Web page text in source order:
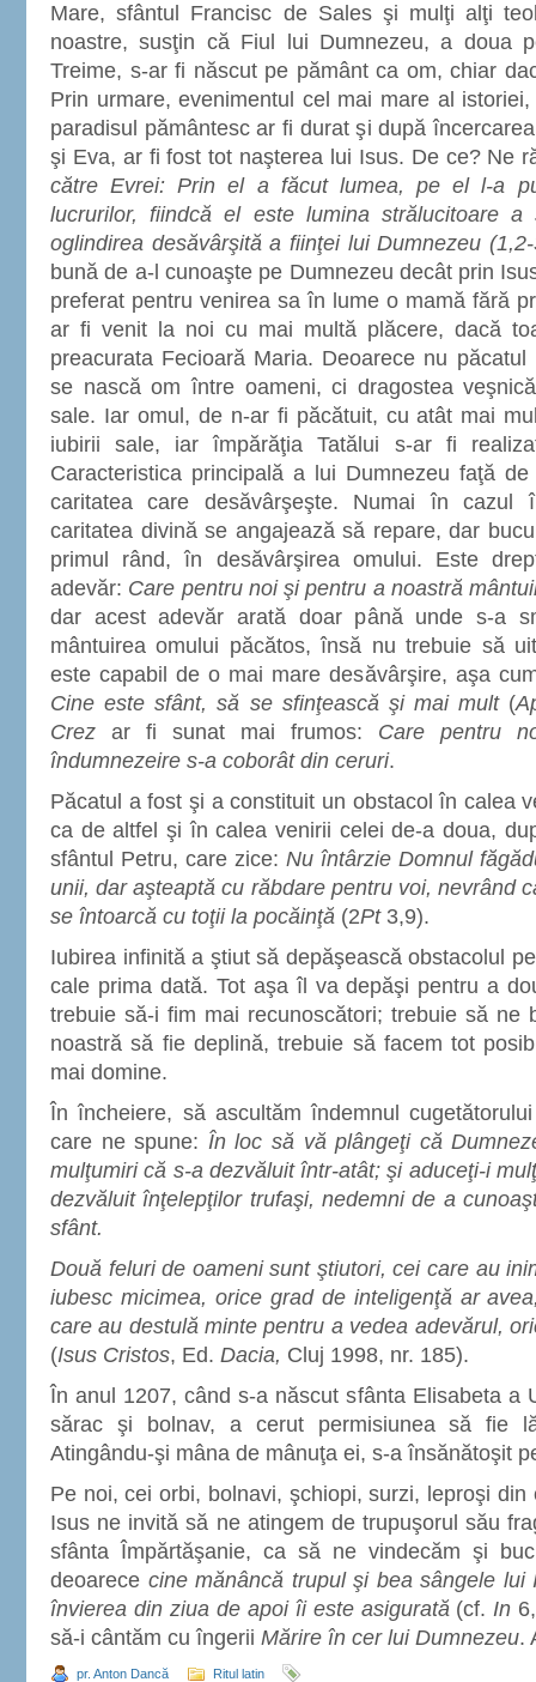
Mare, sfântul Francisc de Sales şi mulţi alţi
noastre, susţin că Fiul lui Dumnezeu, a doua
Treime, s-ar fi născut pe pământ ca om, chiar
Prin urmare, evenimentul cel mai mare al
paradisul pământesc ar fi durat şi după
şi Eva, ar fi fost tot naşterea lui Isus. De ce? Ne
către Evrei: Prin el a făcut lumea, pe el l-a
lucrurilor, fiindcă el este lumina strălucitoare
oglindirea desăvârşită a fiinţei lui Dumnezeu
bună de a-l cunoaşte pe Dumnezeu decât prin
preferat pentru venirea sa în lume o mamă fără
ar fi venit la noi cu mai multă plăcere, dacă
preacurata Fecioară Maria. Deoarece nu
se nască om între oameni, ci dragostea
sale. Iar omul, de n-ar fi păcătuit, cu atât mai
iubirii sale, iar împărăţia Tatălui s-ar fi
Caracteristica principală a lui Dumnezeu faţă
caritatea care desăvârşeşte. Numai în cazul
caritatea divină se angajează să repare, dar
primul rând, în desăvârşirea omului. Este
adevăr: Care pentru noi şi pentru a noastră
dar acest adevăr arată doar până unde s-a
mântuirea omului păcătos, însă nu trebuie să
este capabil de o mai mare desăvârşire, aşa
Cine este sfânt, să se sfinţească şi mai mult(
Crez ar fi sunat mai frumos: Care pentru
îndumnezeire s-a coborât din ceruri.
Păcatul a fost şi a constituit un obstacol în calea
ca de altfel şi în calea venirii celei de-a doua,
sfântul Petru, care zice: Nu întârzie Domnul
unii, dar aşteaptă cu răbdare pentru voi, nevrând
se întoarcă cu toţii la pocăinţă (2Pt3,9).
Iubirea infinită a ştiut să depăşească obstacolul
cale prima dată. Tot aşa îl va depăşi pentru a
trebuie să-i fim mai recunoscători; trebuie să ne
noastră să fie deplină, trebuie să facem tot
mai domine.
În încheiere, să ascultăm îndemnul
care ne spune: În loc să vă plângeţi că
mulţumiri că s-a dezvăluit într-atât; şi aduceţi-i
dezvăluit înţelepţilor trufaşi, nedemni de a
sfânt.
Două feluri de oameni sunt ştiutori, cei care au
iubesc micimea, orice grad de inteligenţă ar
care au destulă minte pentru a vedea adevărul,
(Isus Cristos, Ed. Dacia, Cluj 1998, nr. 185).
În anul 1207, când s-a născut sfânta Elisabeta a
sărac şi bolnav, a cerut permisiunea să fie
Atingându-şi mâna de mânuţa ei, s-a însănătoşit
Pe noi, cei orbi, bolnavi, şchiopi, surzi, leproşi din
Isus ne invită să ne atingem de trupuşorul său
sfânta Împărtăşanie, ca să ne vindecăm şi
deoarece cine mănâncă trupul şi bea sângele lui
învierea din ziua de apoi îi este asigurată(cf.In
să-i cântăm cu îngerii Mărire în cer lui Dumnezeu.
pr. Anton Dancă Ritul latin